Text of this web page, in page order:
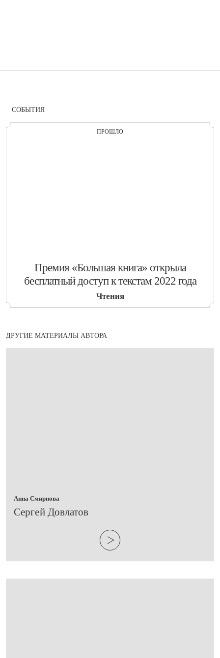
СОБЫТИЯ
ПРОШЛО
​Премия «Большая книга» открыла
бесплатный доступ к текстам 2022 года
Чтения
ДРУГИЕ МАТЕРИАЛЫ АВТОРА
Анна Смирнова
​Сергей Довлатов